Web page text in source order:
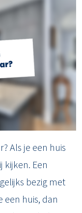
Als je een huis
kijken. Een
bezig met
een huis, dan